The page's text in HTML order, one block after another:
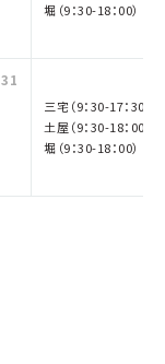
堀（9：30-18：00）
31
三宅（9：30-17：30）
土屋（9：30-18：00）
堀（9：30-18：00）